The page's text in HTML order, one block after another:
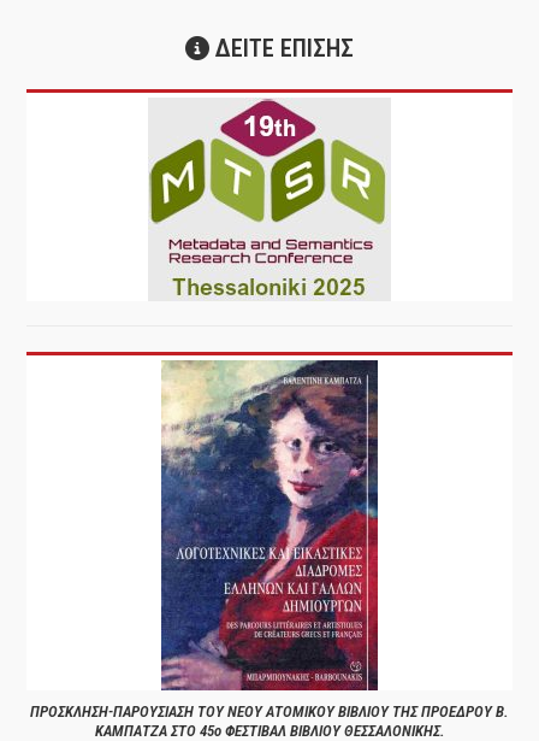
ΔΕΙΤΕ ΕΠΙΣΗΣ
ΠΡΟΣΚΛΗΣΗ-ΠΑΡΟΥΣΙΑΣΗ ΤΟΥ ΝΕΟΥ ΑΤΟΜΙΚΟΥ ΒΙΒΛΙΟΥ ΤΗΣ ΠΡΟΕΔΡΟΥ Β.
ΚΑΜΠΑΤΖΑ ΣΤΟ 45ο ΦΕΣΤΙΒΑΛ ΒΙΒΛΙΟΥ ΘΕΣΣΑΛΟΝΙΚΗΣ.